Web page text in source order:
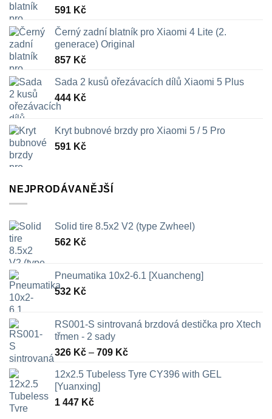
591 Kč
Černý zadní blatník pro Xiaomi 4 Lite (2.
generace) Original
857 Kč
Sada 2 kusů ořezávacích dílů Xiaomi 5 Plus
444 Kč
Kryt bubnové brzdy pro Xiaomi 5 / 5 Pro
591 Kč
NEJPRODÁVANĚJŠÍ
Solid tire 8.5x2 V2 (type Zwheel)
562 Kč
Pneumatika 10x2-6.1 [Xuancheng]
532 Kč
RS001-S sintrovaná brzdová destička pro Xtech
třmen - 2 sady
326 Kč – 709 KčRozpětí
326 Kč
12x2.5 Tubeless Tyre CY396 with GEL
[Yuanxing]
1 447 Kč